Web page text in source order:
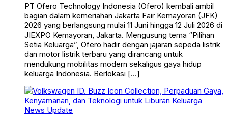
PT Ofero Technology Indonesia (Ofero) kembali ambil
bagian dalam kemeriahan Jakarta Fair Kemayoran (JFK)
2026 yang berlangsung mulai 11 Juni hingga 12 Juli 2026 di
JIEXPO Kemayoran, Jakarta. Mengusung tema “Pilihan
Setia Keluarga”, Ofero hadir dengan jajaran sepeda listrik
dan motor listrik terbaru yang dirancang untuk
mendukung mobilitas modern sekaligus gaya hidup
keluarga Indonesia. Berlokasi […]
News Update